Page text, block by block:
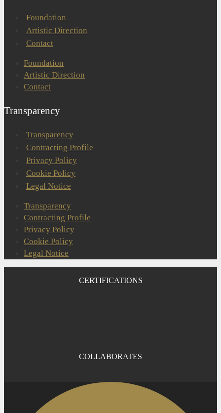
Foundation
Artistic Direction
Contact
Foundation
Artistic Direction
Contact
Transparency
Transparency
Contracting Profile
Privacy Policy
Cookie Policy
Legal Notice
Transparency
Contracting Profile
Privacy Policy
Cookie Policy
Legal Notice
CERTIFICATIONS
COLLABORATES